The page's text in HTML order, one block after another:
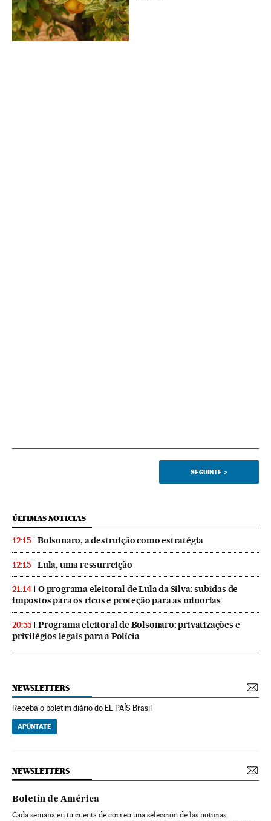
SEGUINTE >
ÚLTIMAS NOTICIAS
12:15 Bolsonaro, a destruição como estratégia
12:15 Lula, uma ressurreição
21:14
O programa eleitoral de Lula da Silva: subidas de
impostos para os ricos e proteção para as minorias
20:55
Programa eleitoral de Bolsonaro: privatizações e
privilégios legais para a Polícia
NEWSLETTERS
Receba o boletim diário do EL PAÍS Brasil
APÚNTATE
NEWSLETTERS
Boletín de América
Cada semana en tu cuenta de correo una selección de las noticias,